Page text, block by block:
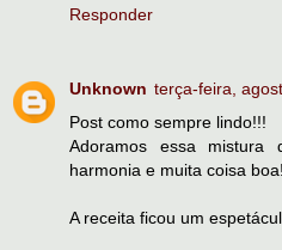
Responder
Unknown terça-feira,
Post como sempre lindo!!!
Adoramos essa mistura
harmonia e muita coisa boa!
A receita ficou um